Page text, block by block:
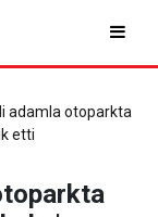
adamla otoparkta
etti